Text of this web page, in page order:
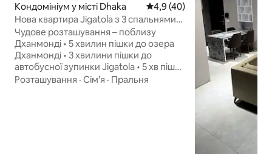
Кондомініум у місті Dhaka Середня оцінка: 4,9 з 5,
4,9 (40)
Нова квартира Jigatola з 3 спальнями
поблизу Dhanmondi | 3 кондиціонери,
ванна
Чудове розташування – поблизу
Дханмонді • 5 хвилин пішки до озера
Дханмонді • 3 хвилини пішки до
автобусної зупинки Jigatola • 5 хв пішки
до торгового комплексу Rifle Square
Розташування · Сім’я · Пральня